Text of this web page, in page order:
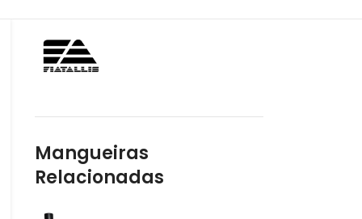
Mangueiras
Relacionadas